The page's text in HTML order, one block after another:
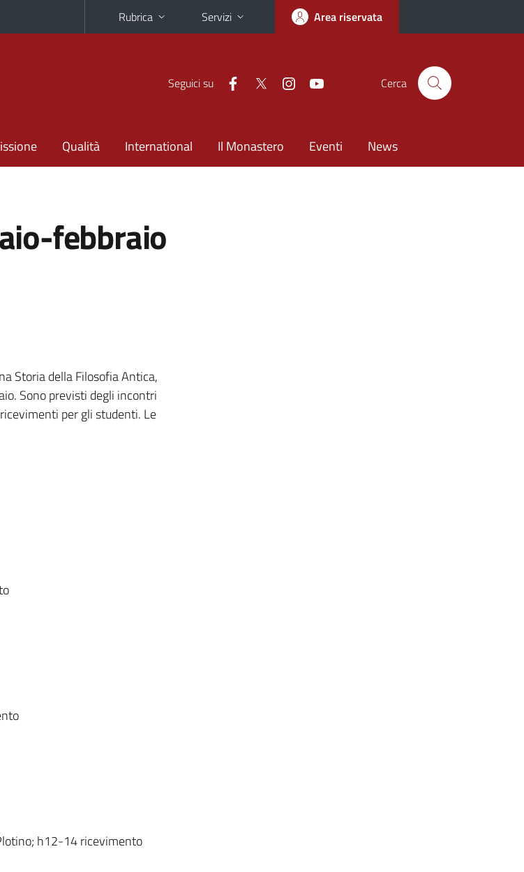
Rubrica Servizi Area riservata
Seguici su Cerca
Qualità International Il Monastero Eventi News
febbraio
Storia della Filosofia Antica,
Sono previsti degli incontri
per gli studenti. Le
h12-14 ricevimento